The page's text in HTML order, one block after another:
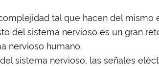
tal que hacen del mismo
del sistema nervioso es un gran
nervioso humano.
sistema nervioso, las señales